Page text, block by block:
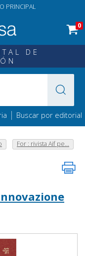
PRINCIPAL
0
DE
| Buscar por editorial
For : rivista Aif pe...